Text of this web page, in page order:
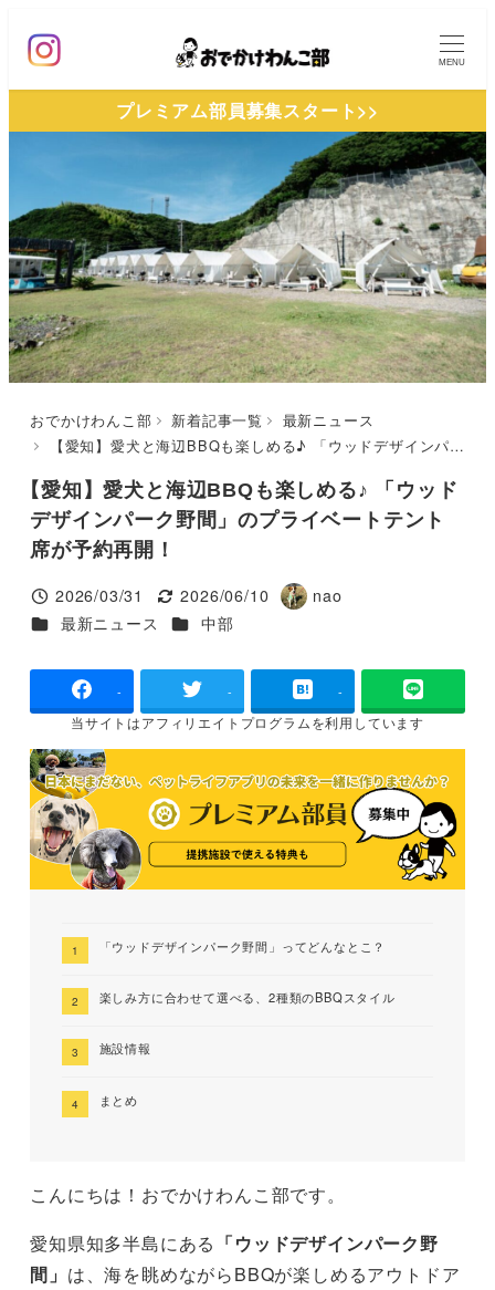
ン
ン
ツ
へ
移
動
MENU
プレミアム部員募集スタート>>
おでかけわんこ部 新着記事一覧
最新ニュース
【愛知】愛犬と海辺BBQも楽しめる♪ 「ウッドデザインパーク野間」のプライベートテント席が予約再開！
【愛知】愛犬と海辺BBQも楽しめる♪ 「ウッド
デザインパーク野間」のプライベートテント
席が予約再開！
投稿日
2026/03/31
更新日
2026/06/10
著
nao
カテゴリー
最新ニュース カテゴリー
中部
- - -
当サイトはアフィリエイトプログラムを利用しています
「ウッドデザインパーク野間」ってどんなとこ？
楽しみ方に合わせて選べる、2種類のBBQスタイル
施設情報
まとめ
こんにちは！おでかけわんこ部です。
愛知県知多半島にある 「ウッドデザインパーク野
間」 は、海を眺めながらBBQが楽しめるアウトドア